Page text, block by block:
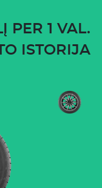
PER 1 VAL.
ISTORIJA